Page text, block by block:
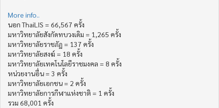
More info..
นอก ThaiLIS = 66,567 ครั้ง
มหาวิทยาลัยสังกัดทบวงเดิม = 1,265 ครั้ง
มหาวิทยาลัยราชภัฏ = 137 ครั้ง
มหาวิทยาลัยสงฆ์ = 18 ครั้ง
มหาวิทยาลัยเทคโนโลยีราชมงคล = 8 ครั้ง
หน่วยงานอื่น = 3 ครั้ง
มหาวิทยาลัยเอกชน = 2 ครั้ง
มหาวิทยาลัยการกีฬาแห่งชาติ = 1 ครั้ง
รวม 68,001 ครั้ง